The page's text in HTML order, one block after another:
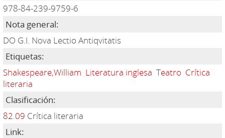
978-84-239-9759-6
Nota general:
DO G.I. Nova Lectio Antiqvitatis
Etiquetas:
Shakespeare,William Literatura inglesa Teatro Crítica
literaria
Clasificación:
82.09 Crítica literaria
Link: